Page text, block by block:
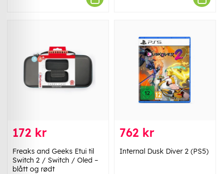
172 kr
Freaks and Geeks Etui til
Switch 2 / Switch / Oled –
blått og rødt
762 kr
Internal Dusk Diver 2 (PS5)